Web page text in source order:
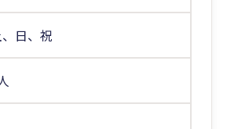
日、祝